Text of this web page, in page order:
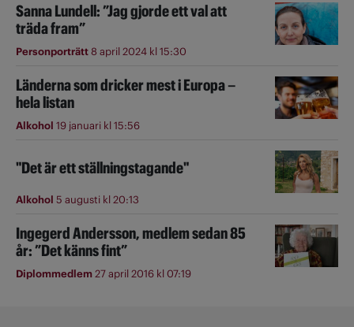
Sanna Lundell: ”Jag gjorde ett val att
träda fram”
Personporträtt8 april 2024 kl 15:30
Länderna som dricker mest i Europa –
hela listan
Alkohol 19 januari kl 15:56
"Det är ett ställningstagande"
Alkohol 5 augusti kl 20:13
Ingegerd Andersson, medlem sedan 85
år: ”Det känns fint”
Diplommedlem27 april 2016 kl 07:19